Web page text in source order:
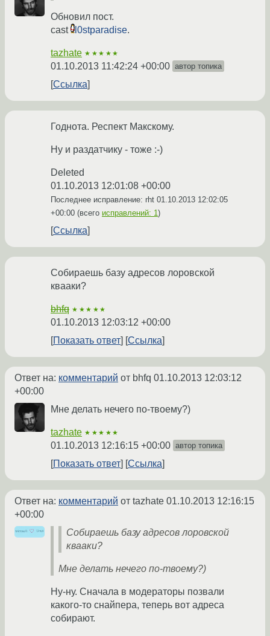
Обновил пост.
cast
l0stparadise.
tazhate ★★★★★
01.10.2013 11:42:24 +00:00 автор топика
Ссылка
Годнота. Респект Макскому.
Ну и раздатчику - тоже :-)
Deleted
01.10.2013 12:01:08 +00:00
Последнее исправление: rht 01.10.2013 12:02:05
+00:00 (всего исправлений: 1)
Ссылка
Собираешь базу адресов лоровской
квааки?
bhfq ★★★★★
01.10.2013 12:03:12 +00:00
Показать ответ
Ссылка
Ответ на: комментарий от bhfq 01.10.2013 12:03:12
+00:00
Мне делать нечего по-твоему?)
tazhate ★★★★★
01.10.2013 12:16:15 +00:00 автор топика
Показать ответ Ссылка
Ответ на: комментарий от tazhate 01.10.2013 12:16:15
+00:00
Собираешь базу адресов лоровской
квааки?
Мне делать нечего по-твоему?)
Ну-ну. Сначала в модераторы позвали
какого-то снайпера, теперь вот адреса
собирают.